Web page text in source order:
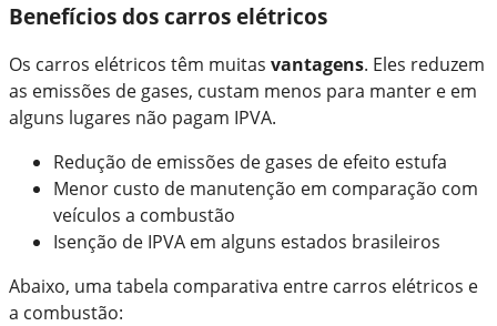
Benefícios dos carros elétricos
Os carros elétricos têm muitas vantagens. Eles reduzem
as emissões de gases, custam menos para manter e em
alguns lugares não pagam IPVA.
Redução de emissões de gases de efeito estufa
Menor custo de manutenção em comparação com
veículos a combustão
Isenção de IPVA em alguns estados brasileiros
Abaixo, uma tabela comparativa entre carros elétricos e
a combustão: